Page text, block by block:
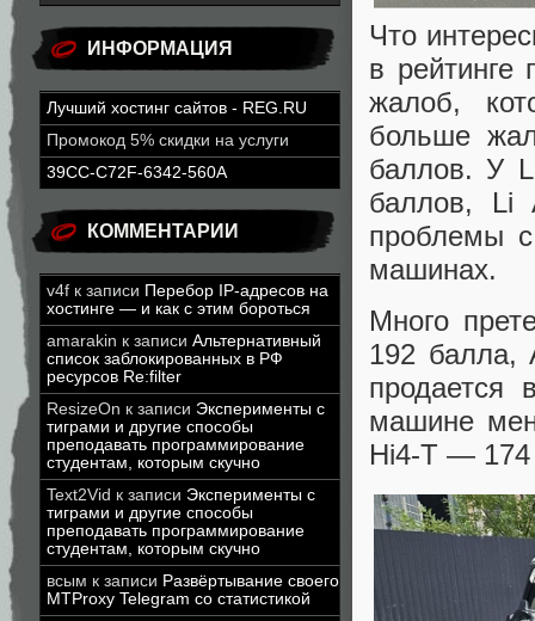
ИНФОРМАЦИЯ
Лучший хостинг сайтов - REG.RU
Промокод 5% скидки на услуги
39CC-C72F-6342-560A
КОММЕНТАРИИ
v4f к записи Перебор IP-адресов на
хостинге — и как с этим бороться
amarakin к записи Альтернативный
список заблокированных в РФ
ресурсов Re:filter
ResizeOn к записи Эксперименты с
тиграми и другие способы
преподавать программирование
студентам, которым скучно
Text2Vid к записи Эксперименты с
тиграми и другие способы
преподавать программирование
студентам, которым скучно
всым к записи Развёртывание своего
MTProxy Telegram со статистикой
Что
в
жалоб,
больше
баллов. У
баллов, Li
проблемы
машинах.
Много
192 балла,
продается
машине
Hi4-T — 174